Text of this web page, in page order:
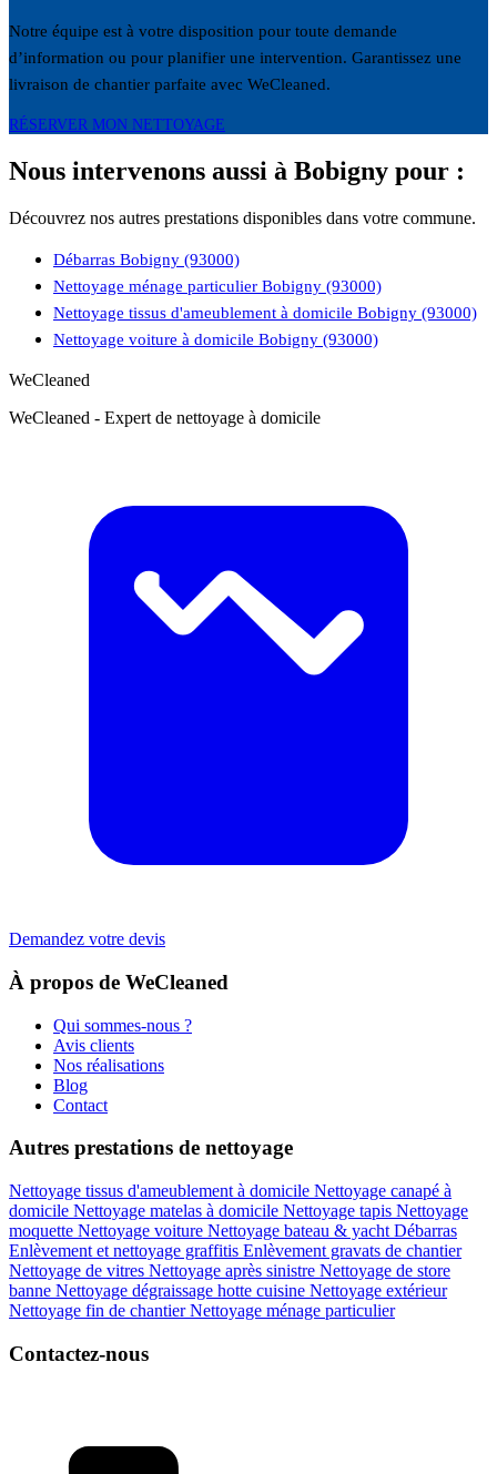
Notre équipe est à votre disposition pour toute demande
d’information ou pour planifier une intervention. Garantissez une
livraison de chantier parfaite avec WeCleaned.
RÉSERVER MON NETTOYAGE
Nous intervenons aussi à Bobigny pour :
Découvrez nos autres prestations disponibles dans votre commune.
Débarras Bobigny (93000)
Nettoyage ménage particulier Bobigny (93000)
Nettoyage tissus d'ameublement à domicile Bobigny (93000)
Nettoyage voiture à domicile Bobigny (93000)
WeCleaned
WeCleaned - Expert de nettoyage à domicile
Demandez votre devis
À propos de WeCleaned
Qui sommes-nous ?
Avis clients
Nos réalisations
Blog
Contact
Autres prestations de nettoyage
Nettoyage tissus d'ameublement à domicile Nettoyage canapé à
domicile Nettoyage matelas à domicile Nettoyage tapis Nettoyage
moquette Nettoyage voiture Nettoyage bateau & yacht Débarras
Enlèvement et nettoyage graffitis Enlèvement gravats de chantier
Nettoyage de vitres Nettoyage après sinistre Nettoyage de store
banne Nettoyage dégraissage hotte cuisine Nettoyage extérieur
Nettoyage fin de chantierNettoyage ménage particulier
Contactez-nous